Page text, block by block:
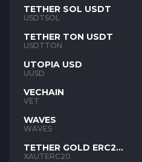
TETHER SOL USDT
USDTSOL
TETHER TON USDT
USDTTON
UTOPIA USD
UUSD
VECHAIN
VET
WAVES
WAVES
TETHER GOLD ERC20
XAUT
XAUTERC20